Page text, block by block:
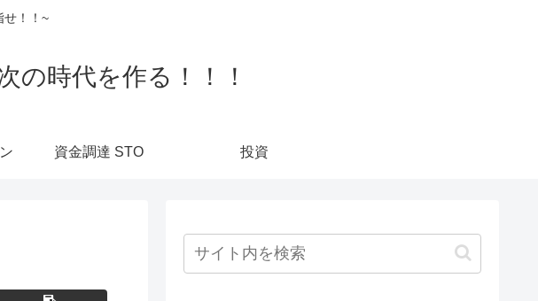
せ！！~
の時代を作る！！！
資金調達 STO 投資